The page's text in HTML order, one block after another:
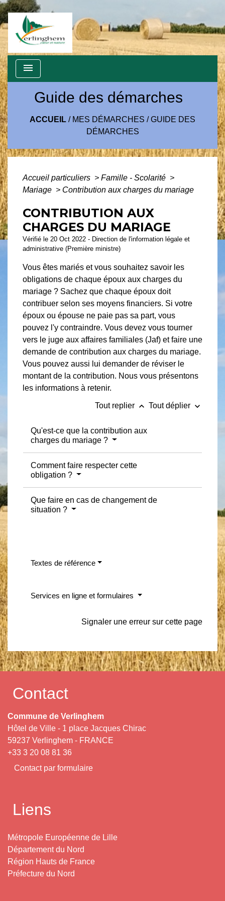
menu
Guide des démarches
ACCUEIL / MES DÉMARCHES /GUIDE DES
DÉMARCHES
Accueil particuliers > Famille - Scolarité >
Mariage > Contribution aux charges du mariage
CONTRIBUTION AUX
CHARGES DU MARIAGE
Vérifié le 20 Oct 2022 - Direction de l'information légale et
administrative (Première ministre)
Vous êtes mariés et vous souhaitez savoir les
obligations de chaque époux aux charges du
mariage ? Sachez que chaque époux doit
contribuer selon ses moyens financiers. Si votre
époux ou épouse ne paie pas sa part, vous
pouvez l'y contraindre. Vous devez vous tourner
vers le juge aux affaires familiales (Jaf) et faire une
demande de contribution aux charges du mariage.
Vous pouvez aussi lui demander de réviser le
montant de la contribution. Nous vous présentons
les informations à retenir.
Tout replier keyboard_arrow_up Tout déplier keyboard_arrow_down
Qu'est-ce que la contribution aux
charges du mariage ?
Comment faire respecter cette
obligation ?
Que faire en cas de changement de
situation ?
Textes de référence
Services en ligne et formulaires
Signaler une erreur sur cette page
Contact
Commune de Verlinghem
Hôtel de Ville - 1 place Jacques Chirac
59237 Verlinghem - FRANCE
+33 3 20 08 81 36
Contact par formulaire
Liens
Métropole Européenne de Lille
Département du Nord
Région Hauts de France
Préfecture du Nord